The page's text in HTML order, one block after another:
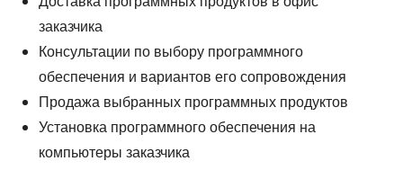
заказчика
Консультации по выбору программного
обеспечения и вариантов его сопровождения
Продажа выбранных программных продуктов
Установка программного обеспечения на
компьютеры заказчика